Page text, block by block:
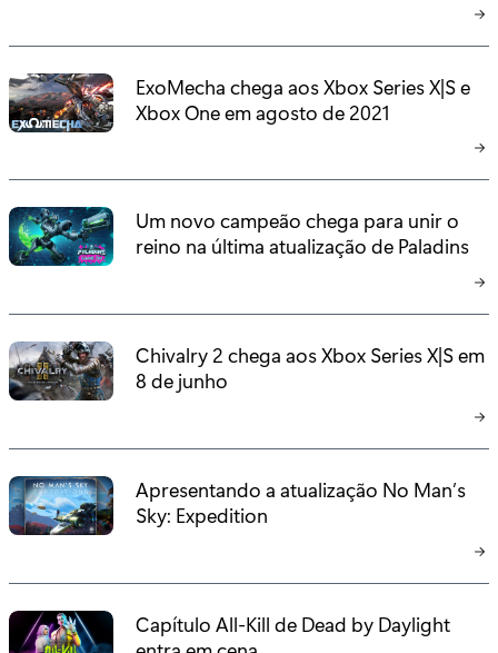
ExoMecha chega aos Xbox Series X|S e
Xbox One em agosto de 2021
Um novo campeão chega para unir o
reino na última atualização de Paladins
Chivalry 2 chega aos Xbox Series X|S em
8 de junho
Apresentando a atualização No Man’s
Sky: Expedition
Capítulo All-Kill de Dead by Daylight